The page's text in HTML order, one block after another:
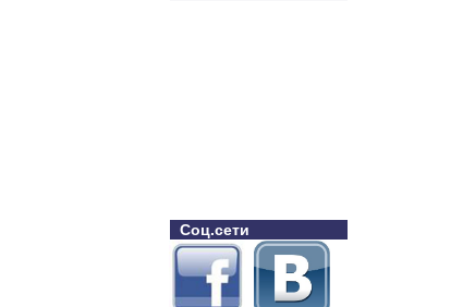
Соц.сети